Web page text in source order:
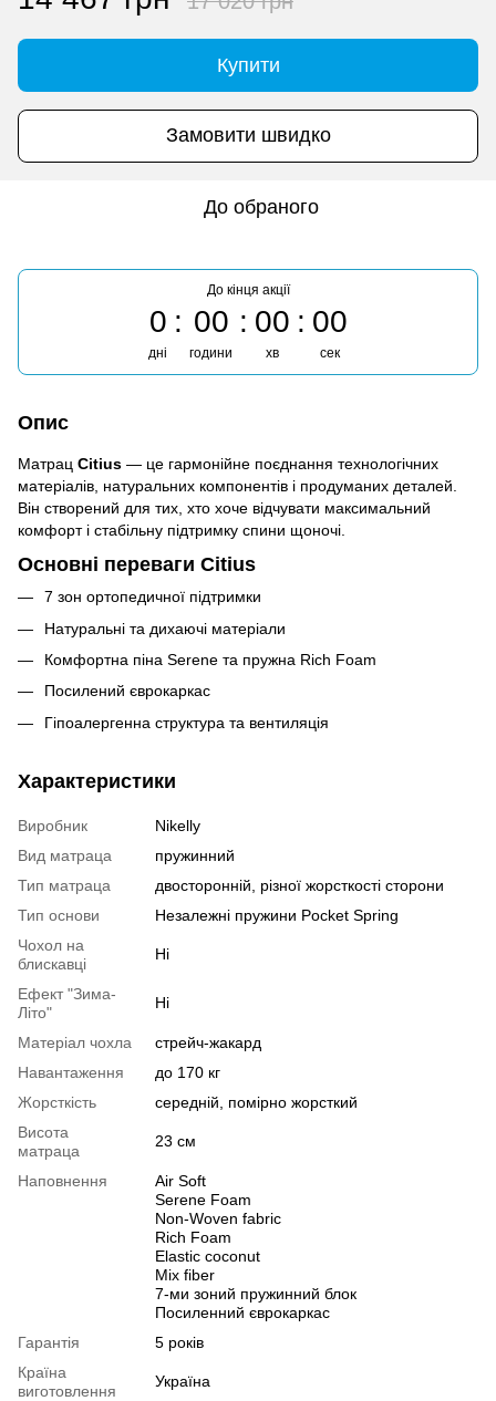
Купити
Замовити швидко
До обраного
До кінця акції
0
дні
00
години
00
хв
00
сек
Опис
Матрац Citius — це гармонійне поєднання технологічних
матеріалів, натуральних компонентів і продуманих деталей.
Він створений для тих, хто хоче відчувати максимальний
комфорт і стабільну підтримку спини щоночі.
Основні переваги Citius
7 зон ортопедичної підтримки
Натуральні та дихаючі матеріали
Комфортна піна Serene та пружна Rich Foam
Посилений єврокаркас
Гіпоалергенна структура та вентиляція
Характеристики
Виробник
Nikelly
Вид матраца
пружинний
Тип матраца
двосторонній, різної жорсткості сторони
Тип основи
Незалежні пружини Pocket Spring
Чохол на
блискавці
Ні
Ефект "Зима-
Літо"
Ні
Матеріал чохла
стрейч-жакард
Навантаження
до 170 кг
Жорсткість
середній, помірно жорсткий
Висота
матраца
23 см
Наповнення
Air Soft
Serene Foam
Non-Woven fabric
Rich Foam
Elastic coconut
Mix fiber
7-ми зоний пружинний блок
Посиленний єврокаркас
Гарантія
5 років
Країна
виготовлення
Україна